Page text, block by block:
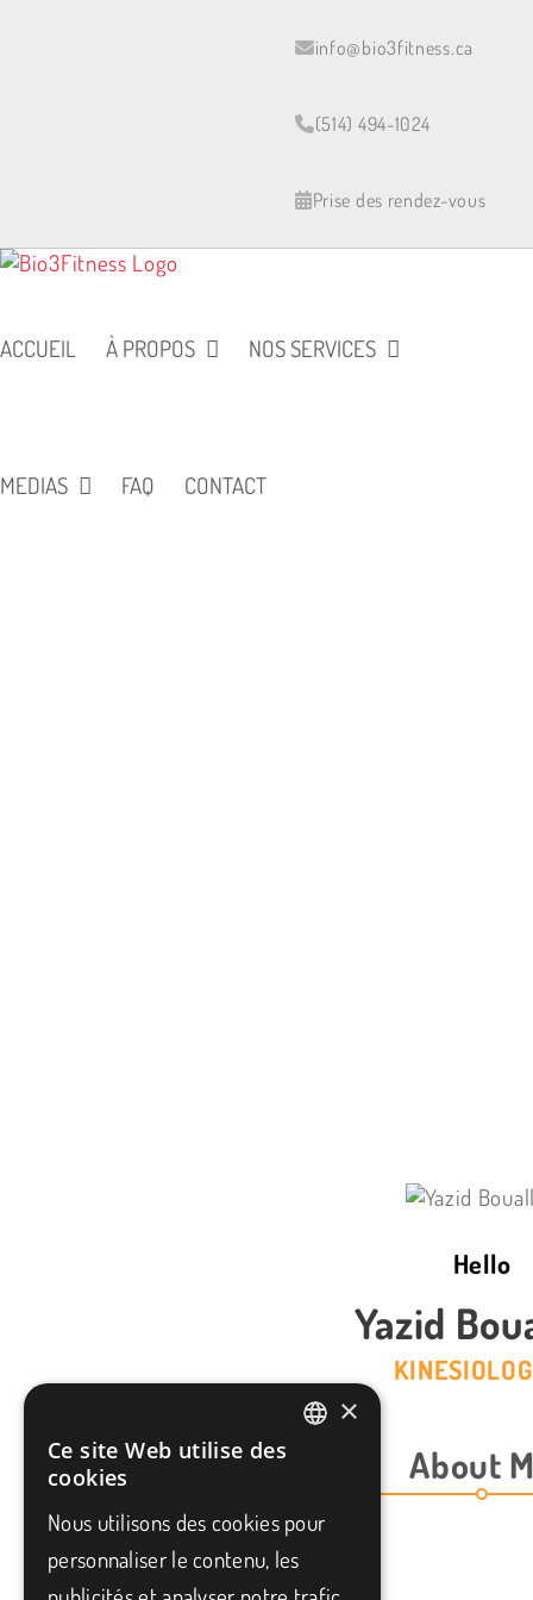
info@bio3fitness.ca
(514) 494-1024
Prise des rendez-vous
ACCUEIL À PROPOS NOS SERVICES
MEDIAS FAQ CONTACT
Hello
Yazid
About
FRENCH
×
Ce site Web utilise des
cookies
Nous utilisons des cookies pour
personnaliser le contenu, les